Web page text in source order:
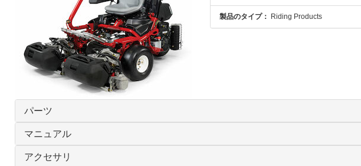
製品のタイプ： Riding Products
パーツ
マニュアル
アクセサリ